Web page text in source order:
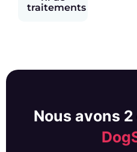
traitements
Nous avons